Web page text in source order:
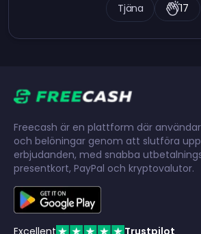
Tjäna 17
Freecash är en plattform där
och belöningar genom att slutföra
erbjudanden, med snabba
presentkort, PayPal och kryptovalutor.
Excellent Trustpilot